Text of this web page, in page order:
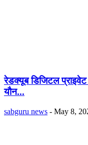
रेडक्यूब डिजिटल
यौन...
sabguru news - May 8,